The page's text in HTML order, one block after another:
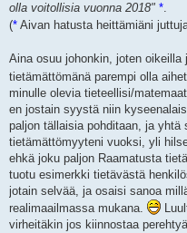
olla voitollisia vuonna 2018" *.
(* Aivan hatusta heittämiäni
Aina osuu johonkin, joten oikeilla
tietämättömänä parempi olla
minulle olevia tieteellisi/
en jostain syystä niin
paljon tällaisia pohditaan, ja
tietämättömyyteni vuoksi, yli
ehkä joku paljon Raamatusta
tuotu esimerkki tietävästä
jotain selvää, ja osaisi sanoa
realimaailmassa mukana.
virheitäkin jos kiinnostaa